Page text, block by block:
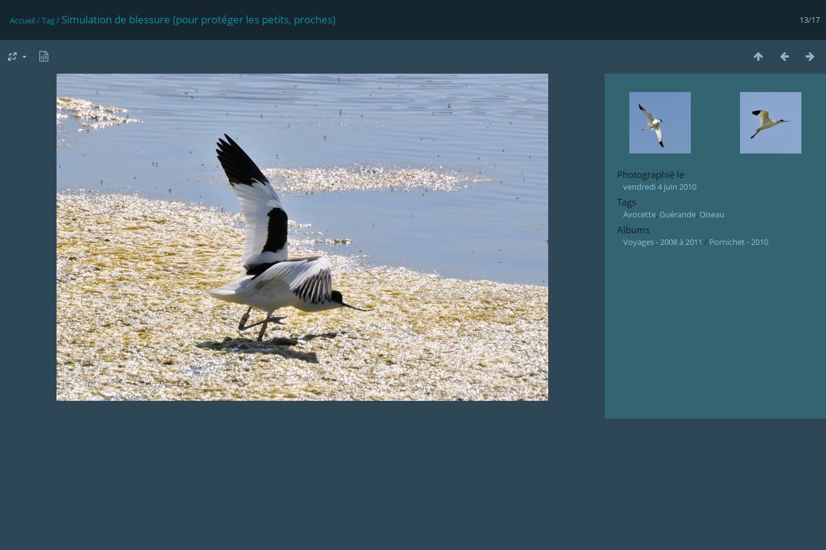
13/17
Accueil /Tag/ Simulation de blessure (pour protéger les petits, proches)
Photographié le
vendredi 4 juin 2010
Tags
Avocette, Guérande, Oiseau
Albums
Voyages - 2008 à 2011 / Pornichet - 2010